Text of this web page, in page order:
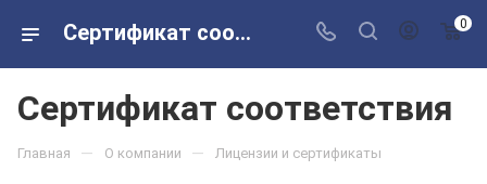
Сертификат соответствия 0
Сертификат соответствия
Главная — О компании — Лицензии и сертификаты